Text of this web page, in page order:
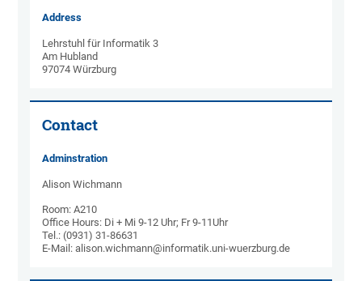
Address
Lehrstuhl für Informatik 3
Am Hubland
97074 Würzburg
Contact
Adminstration
Alison Wichmann
Room: A210
Office Hours: Di + Mi 9-12 Uhr; Fr 9-11Uhr
Tel.: (0931) 31-86631
E-Mail: alison.wichmann@informatik.uni-wuerzburg.de